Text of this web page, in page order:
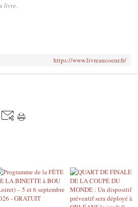
livre.
https://www.livreaucoeur.fr/